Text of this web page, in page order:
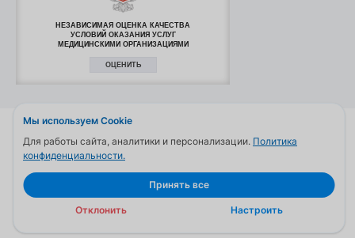
НЕЗАВИСИМАЯ ОЦЕНКА КАЧЕСТВА
УСЛОВИЙ ОКАЗАНИЯ УСЛУГ
МЕДИЦИНСКИМИ ОРГАНИЗАЦИЯМИ
ОЦЕНИТЬ
© 2006—2026
Обращаем ваше внимание на то, что данный сайт и все
информационные материалы и цены, размещенные на сайте, носят
информационный характер и ни при каких условиях не являются
публичной офертой. Проверить актуальные цены можно по
+7(473) 545-55-03
Мы используем Cookie
Для работы сайта, аналитики и персонализации. Политика
конфиденциальности.
Отклонить Настроить
Принять все